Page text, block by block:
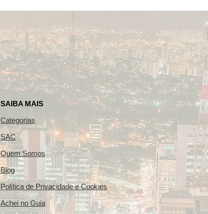
SAIBA MAIS
Categorias
SAC
Quem Somos
Blog
Política de Privacidade e Cookies
Achei no Guia